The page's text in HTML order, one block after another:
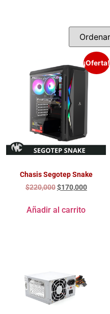
¡Oferta!
Chasis Segotep Snake
$220,000$170,000
Añadir al carrito